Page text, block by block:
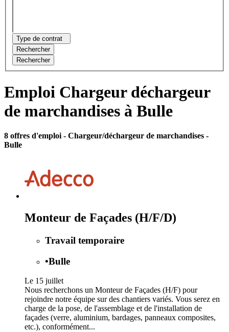
Type de contrat
Rechercher
Rechercher
Emploi Chargeur déchargeur
de marchandises à Bulle
8 offres d'emploi - Chargeur/déchargeur de marchandises -
Bulle
Monteur de Façades (H/F/D)
Travail temporaire
•Bulle
Le 15 juillet
Nous recherchons un Monteur de Façades (H/F) pour
rejoindre notre équipe sur des chantiers variés. Vous serez en
charge de la pose, de l'assemblage et de l'installation de
façades (verre, aluminium, bardages, panneaux composites,
etc.), conformément...